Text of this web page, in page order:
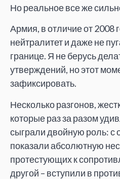
Но реальное все же
Армия, в отличие от 2008
нейтралитет и даже не
границе. Я не берусь
утверждений, но этот
зафиксировать.
Несколько разгонов,
которые раз за разом
сыграли двойную роль: с
показали абсолютную
протестующих к
другой – вступили в